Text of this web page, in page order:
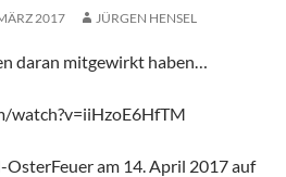
2017 JÜRGEN HENSEL
daran mitgewirkt haben…
watch?v=iiHzoE6HfTM
am 14. April 2017 auf